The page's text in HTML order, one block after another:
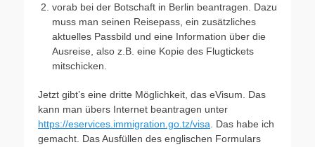
vorab bei der Botschaft in Berlin beantragen. Dazu
muss man seinen Reisepass, ein zusätzliches
aktuelles Passbild und eine Information über die
Ausreise, also z.B. eine Kopie des Flugtickets
mitschicken.
Jetzt gibt’s eine dritte Möglichkeit, das eVisum. Das
kann man übers Internet beantragen unter
https://eservices.immigration.go.tz/visa . Das habe ich
gemacht. Das Ausfüllen des englischen Formulars